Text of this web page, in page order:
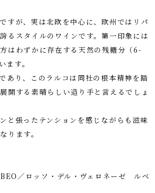
すが、実は北欧を中心に、欧州ではリパ
るスタイルのワインです。第一印象には
はわずかに存在する天然の残糖分（6-
す。
あり、このラルコは同社の根本精神を踏
開する素晴らしい造り手と言えるでしょ
と張ったテンションを感じながらも滋味
ります。
／ロッソ・デル・ヴェロネーゼ ルベ